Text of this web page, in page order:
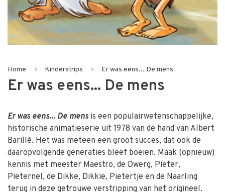
Home Kinderstrips Er was eens... De mens
Er was eens... De mens
Er was eens... De mensis een populairwetenschappelijke,
historische animatieserie uit 1978 van de hand van Albert
Barillé. Het was meteen een groot succes, dat ook de
daaropvolgende generaties bleef boeien. Maak (opnieuw)
kennis met meester Maestro, de Dwerg, Pieter,
Pieternel, de Dikke, Dikkie, Pietertje en de Naarling
terug in deze getrouwe verstripping van het origineel.